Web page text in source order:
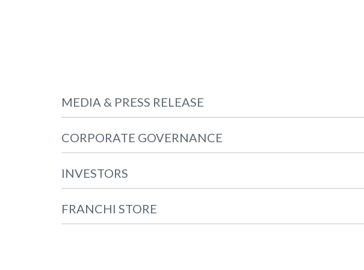
MEDIA & PRESS RELEASE
CORPORATE GOVERNANCE
INVESTORS
FRANCHI STORE